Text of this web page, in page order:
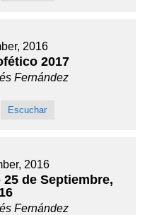
2016
2017
Fernández
Escuchar
2016
de Septiembre,
Fernández